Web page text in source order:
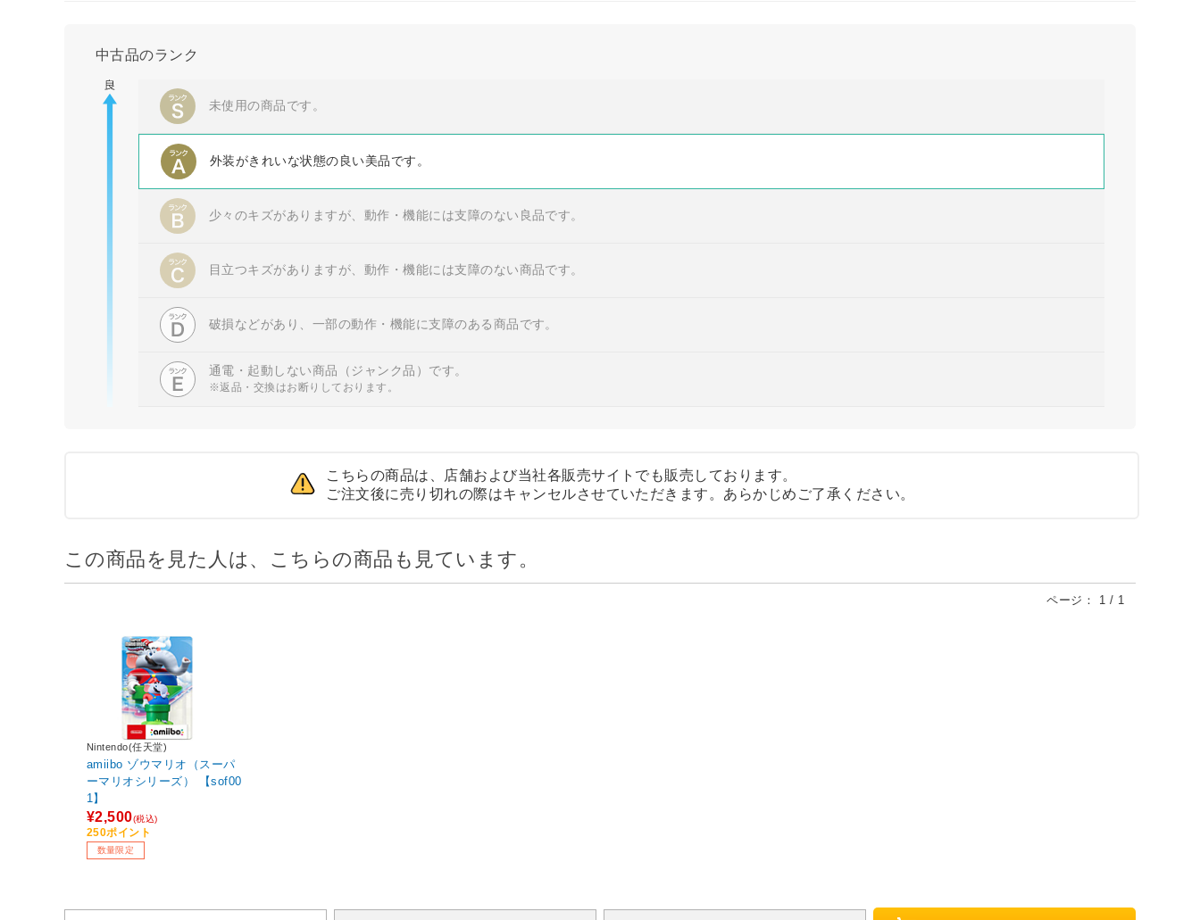
中古品のランク
未使用の商品です。
外装がきれいな状態の良い美品です。
少々のキズがありますが、動作・機能には支障のない良品です。
目立つキズがありますが、動作・機能には支障のない商品です。
破損などがあり、一部の動作・機能に支障のある商品です。
通電・起動しない商品（ジャンク品）です。
※返品・交換はお断りしております。
こちらの商品は、店舗および当社各販売サイトでも販売しております。
ご注文後に売り切れの際はキャンセルさせていただきます。あらかじめご了承ください。
この商品を見た人は、こちらの商品も見ています。
ページ： 1 / 1
Nintendo(任天堂)
amiibo ゾウマリオ（スーパ
ーマリオシリーズ） 【sof00
1】
¥2,500(税込)
250ポイント
数量限定